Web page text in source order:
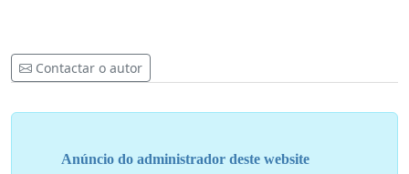
Contactar o autor
Anúncio do administrador deste website